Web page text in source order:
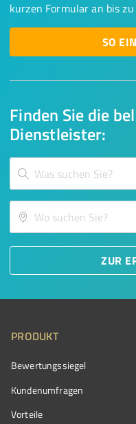
Finden Sie die
Dienstleister:
ZUR
kurzen Formular an bis
SO
PRODUKT
Bewertungssiegel
Kundenumfragen
Vorteile